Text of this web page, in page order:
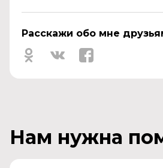
Расскажи обо мне
Нам нужна